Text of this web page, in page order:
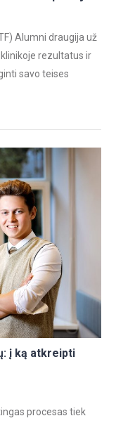
Alumni draugija už
rezultatus ir
savo teises
į ką atkreipti
procesas tiek